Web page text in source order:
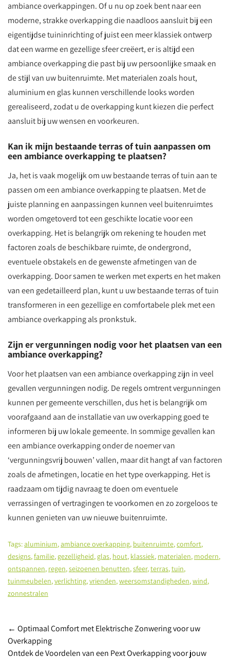
ambiance overkappingen. Of u nu op zoek bent naar een
moderne, strakke overkapping die naadloos aansluit bij een
eigentijdse tuininrichting of juist een meer klassiek ontwerp
dat een warme en gezellige sfeer creëert, er is altijd een
ambiance overkapping die past bij uw persoonlijke smaak en
de stijl van uw buitenruimte. Met materialen zoals hout,
aluminium en glas kunnen verschillende looks worden
gerealiseerd, zodat u de overkapping kunt kiezen die perfect
aansluit bij uw wensen en voorkeuren.
Kan ik mijn bestaande terras of tuin aanpassen om
een ambiance overkapping te plaatsen?
Ja, het is vaak mogelijk om uw bestaande terras of tuin aan te
passen om een ambiance overkapping te plaatsen. Met de
juiste planning en aanpassingen kunnen veel buitenruimtes
worden omgetoverd tot een geschikte locatie voor een
overkapping. Het is belangrijk om rekening te houden met
factoren zoals de beschikbare ruimte, de ondergrond,
eventuele obstakels en de gewenste afmetingen van de
overkapping. Door samen te werken met experts en het maken
van een gedetailleerd plan, kunt u uw bestaande terras of tuin
transformeren in een gezellige en comfortabele plek met een
ambiance overkapping als pronkstuk.
Zijn er vergunningen nodig voor het plaatsen van een
ambiance overkapping?
Voor het plaatsen van een ambiance overkapping zijn in veel
gevallen vergunningen nodig. De regels omtrent vergunningen
kunnen per gemeente verschillen, dus het is belangrijk om
voorafgaand aan de installatie van uw overkapping goed te
informeren bij uw lokale gemeente. In sommige gevallen kan
een ambiance overkapping onder de noemer van
‘vergunningsvrij bouwen’ vallen, maar dit hangt af van factoren
zoals de afmetingen, locatie en het type overkapping. Het is
raadzaam om tijdig navraag te doen om eventuele
verrassingen of vertragingen te voorkomen en zo zorgeloos te
kunnen genieten van uw nieuwe buitenruimte.
Tags:aluminium,ambiance overkapping, buitenruimte,comfort,
designs,familie, gezelligheid, glas, hout, klassiek, materialen, modern,
ontspannen, regen,seizoenen benutten,sfeer,terras,tuin,
tuinmeubelen,verlichting,vrienden,weersomstandigheden,wind,
zonnestralen
Post
navigation
← Optimaal Comfort met Elektrische Zonwering voor uw
Overkapping
Ontdek de Voordelen van een Pext Overkapping voor jouw